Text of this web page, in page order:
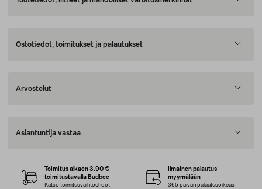
Ostotiedot, toimitukset ja palautukset
Arvostelut
Asiantuntija vastaa
Toimitus alkaen 3,90 €
toimitustavalla Budbee
Katso toimitusvaihtoehdot
Ilmainen palautus
myymälään
365 päivän palautusoikeus